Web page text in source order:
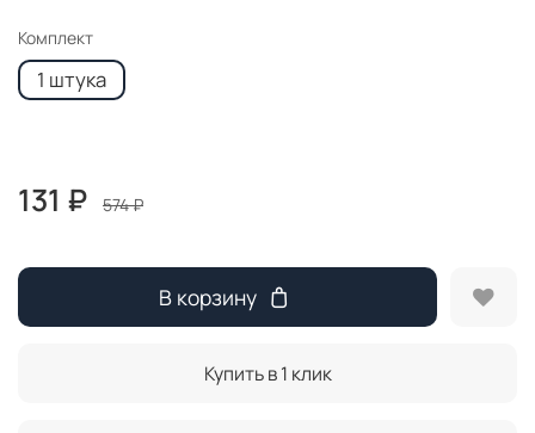
Комплект
1 штука
131 ₽ 574 ₽
В корзину
Купить в 1 клик